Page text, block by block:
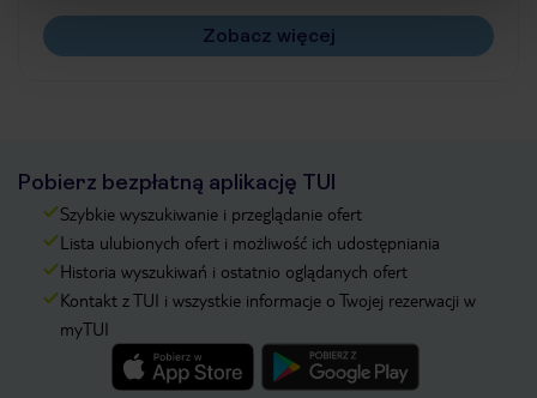
Zobacz więcej
Pobierz bezpłatną aplikację TUI
Szybkie wyszukiwanie i przeglądanie ofert
Lista ulubionych ofert i możliwość ich udostępniania
Historia wyszukiwań i ostatnio oglądanych ofert
Kontakt z TUI i wszystkie informacje o Twojej rezerwacji w
myTUI